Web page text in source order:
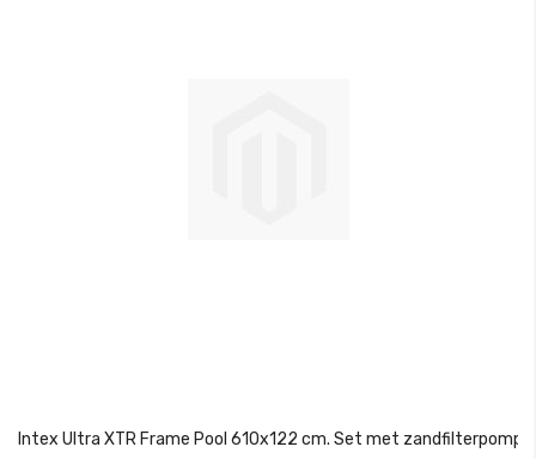
Intex Ultra XTR Frame Pool 610x122 cm. Set met zandfilterpomp